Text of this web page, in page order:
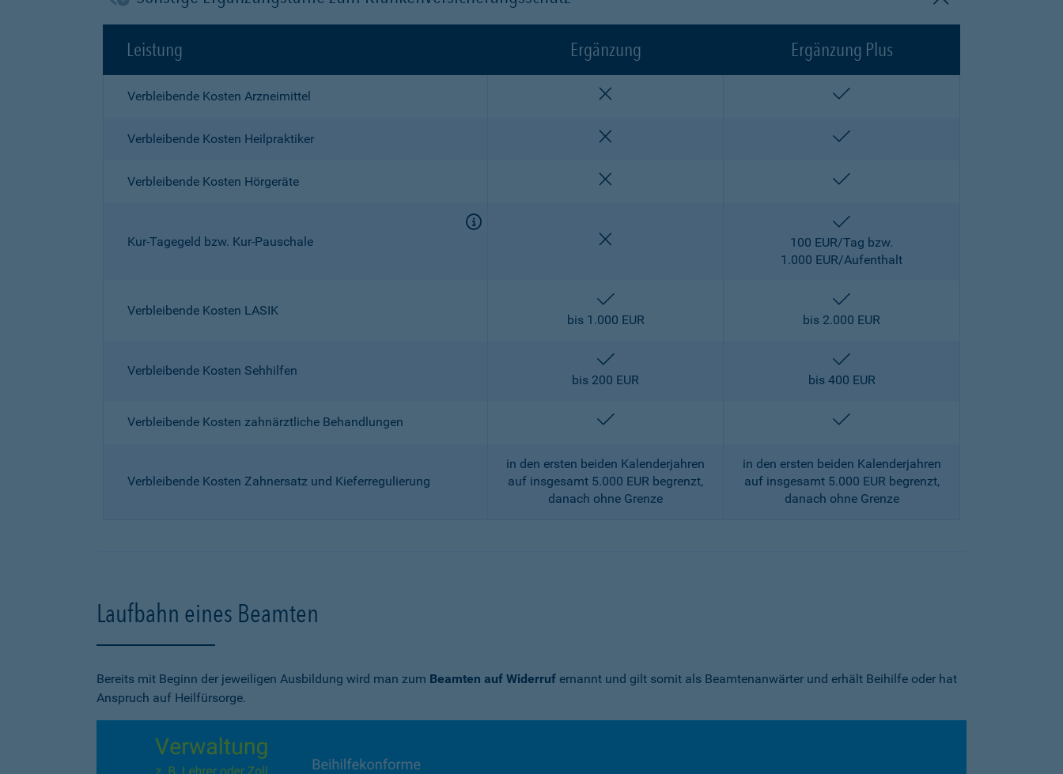
Leistung Ergänzung Ergänzung Plus
Verbleibende Kosten Arzneimittel
Verbleibende Kosten Heilpraktiker
Verbleibende Kosten Hörgeräte
Kur-Tagegeld bzw. Kur-Pauschale
100 EUR/Tag bzw.
1.000 EUR/Aufenthalt
Verbleibende Kosten LASIK
enthalten
bis 1.000 EUR
bis 2.000 EUR
Verbleibende Kosten Sehhilfen
enthalten
bis 200 EUR
bis 400 EUR
Verbleibende Kosten zahnärztliche Behandlungen enthalten
Verbleibende Kosten Zahnersatz und Kieferregulierung
in den ersten beiden Kalenderjahren
auf insgesamt 5.000 EUR begrenzt,
danach ohne Grenze
in den ersten beiden Kalenderjahren
auf insgesamt 5.000 EUR begrenzt,
danach ohne Grenze
Laufbahn eines Beamten
Bereits mit Beginn der jeweiligen Ausbildung wird man zum Beamten auf Widerruf ernannt und gilt somit als Beamtenanwärter und erhält Beihilfe oder hat
Anspruch auf Heilfürsorge.